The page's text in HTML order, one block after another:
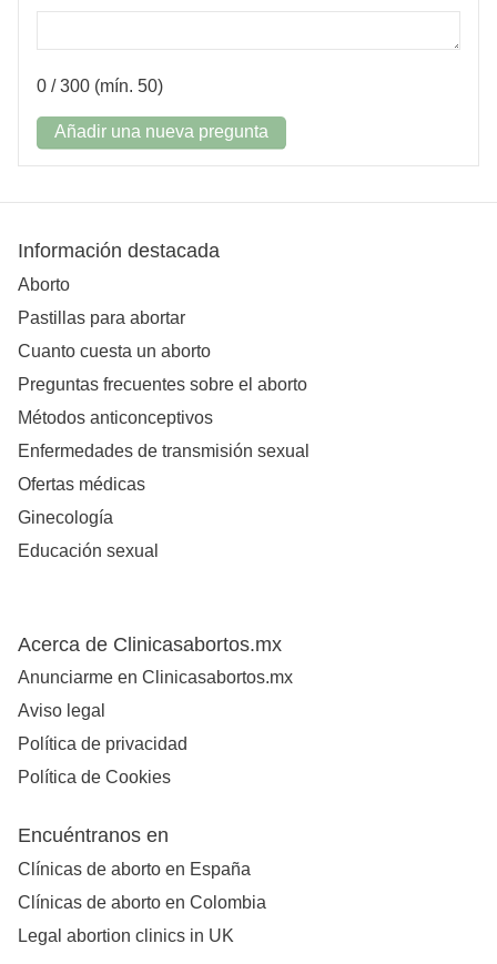
0 / 300 (mín. 50)
Añadir una nueva pregunta
Información destacada
Aborto
Pastillas para abortar
Cuanto cuesta un aborto
Preguntas frecuentes sobre el aborto
Métodos anticonceptivos
Enfermedades de transmisión sexual
Ofertas médicas
Ginecología
Educación sexual
Acerca de Clinicasabortos.mx
Anunciarme en Clinicasabortos.mx
Aviso legal
Política de privacidad
Política de Cookies
Encuéntranos en
Clínicas de aborto en España
Clínicas de aborto en Colombia
Legal abortion clinics in UK